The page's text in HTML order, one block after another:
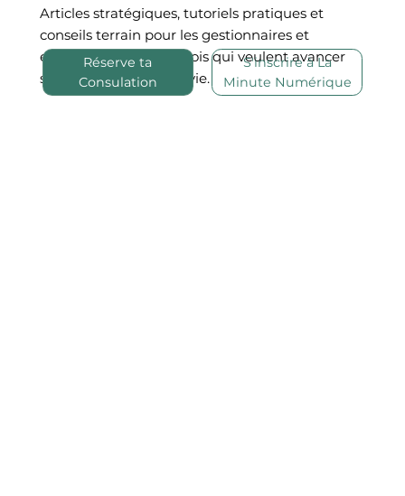
Articles stratégiques, tutoriels pratiques et
conseils terrain pour les gestionnaires et
entrepreneurs québécois qui veulent avancer
sans se compliquer la vie.
Réserve ta
Consulation
S'inscrire à La
Minute Numérique